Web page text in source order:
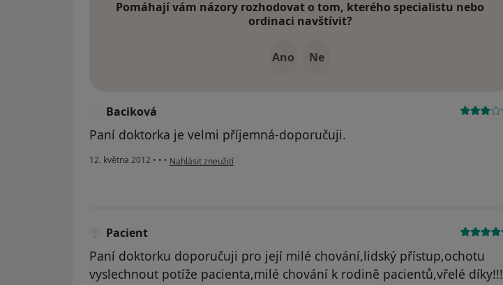
Pomáhají vám názory rozhodovat o tom, kterého specialistu nebo
ordinaci navštívit?
Ano Ne
Baciková
Paní doktorka je velmi příjemná-doporučuji.
12. května 2012 • • • podle názoru uživatele Baciková
Nahlásit zneužití
Pacient
Paní doktorku doporučuji pro její milé chování,lidský přístup,ochotu
vyslechnout potíže pacienta,milé chování k rodině pacientů,vřelé díky!!!